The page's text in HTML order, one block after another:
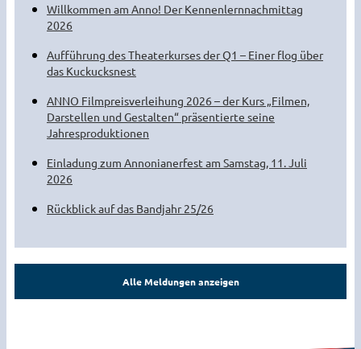
Willkommen am Anno! Der Kennenlernnachmittag
2026
Aufführung des Theaterkurses der Q1 – Einer flog über
das Kuckucksnest
ANNO Filmpreisverleihung 2026 – der Kurs „Filmen,
Darstellen und Gestalten“ präsentierte seine
Jahresproduktionen
Einladung zum Annonianerfest am Samstag, 11. Juli
2026
Rückblick auf das Bandjahr 25/26
Alle Meldungen anzeigen